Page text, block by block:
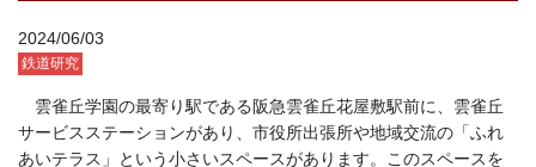
2024/06/03
鉄道研究
雲雀丘学園の最寄り駅である阪急雲雀丘花屋敷駅前に、雲雀丘
サービスステーションがあり、市役所出張所や地域交流の「ふれ
あいテラス」という小さいスペースがあります。このスペースを